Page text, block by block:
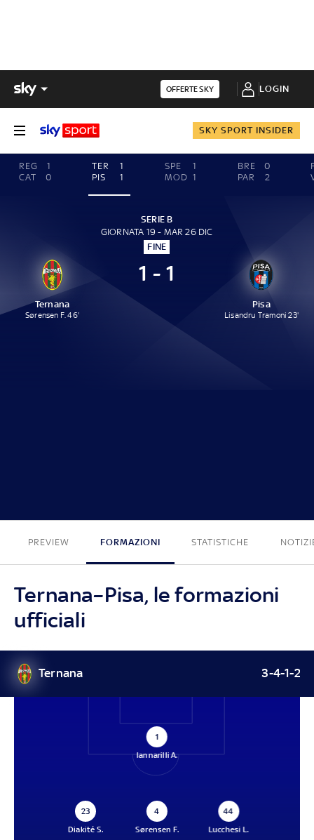
OFFERTE SKY LOGIN
SKY SPORT INSIDER
REG
1
CAT
0
TER
1
PIS
1
SPE
1
MOD 1
BRE
0
PAR
2
SERIE B
GIORNATA 19 - MAR 26 DIC
FINE
Ternana
Sørensen F. 46'
1 - 1
Pisa
Lisandru Tramoni 23'
PREVIEW FORMAZIONI STATISTICHE
Ternana–Pisa, le formazioni
ufficiali
Ternana 3-4-1-2
1
Iannarilli A.
23
Diakité S.
4
Sørensen F.
44
Lucchesi L.